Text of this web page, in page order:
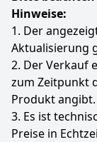
Hinweise:
1. Der
Aktualisierung
2. Der Verkauf
zum Zeitpunkt
Produkt angibt.
3. Es ist
Preise in